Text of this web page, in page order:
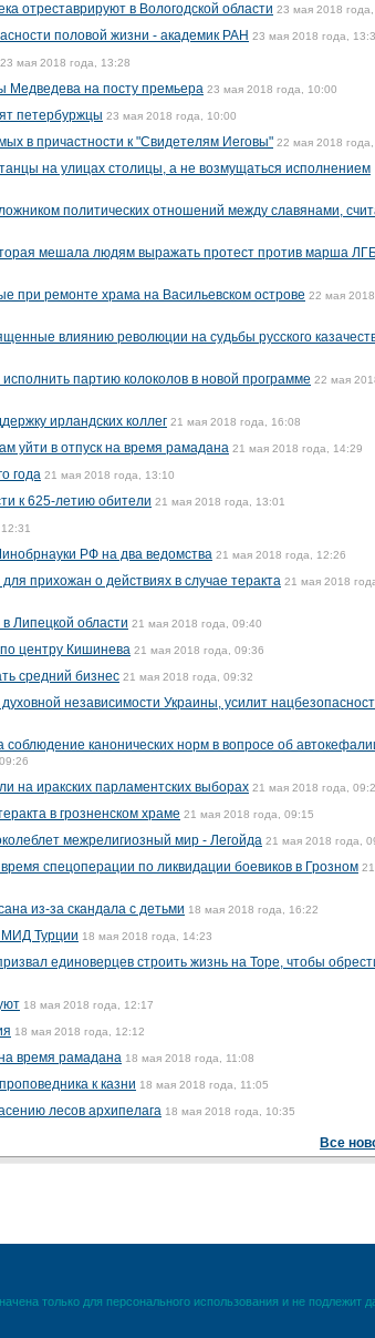
отреставрируют в Вологодской области 23 мая 2018 года,
половой жизни - академик РАН 23 мая 2018 года,
23 мая 2018 года, 13:28
Медведева на посту премьера 23 мая 2018 года, 10:00
петербуржцы 23 мая 2018 года, 10:00
в причастности к "Свидетелям Иеговы" 22 мая 2018
на улицах столицы, а не возмущаться исполнением
политических отношений между славянами,
мешала людям выражать протест против марша
при ремонте храма на Васильевском острове 22 мая 2018
влиянию революции на судьбы русского
партию колоколов в новой программе 22 мая
ирландских коллег 21 мая 2018 года, 16:08
уйти в отпуск на время рамадана 21 мая 2018 года, 14:29
года 21 мая 2018 года, 13:10
к 625-летию обители 21 мая 2018 года, 13:01
РФ на два ведомства 21 мая 2018 года, 12:26
прихожан о действиях в случае теракта 21 мая 2018
Липецкой области 21 мая 2018 года, 09:40
центру Кишинева 21 мая 2018 года, 09:36
средний бизнес 21 мая 2018 года, 09:32
независимости Украины, усилит
канонических норм в вопросе об
на иракских парламентских выборах 21 мая 2018 года,
в грозненском храме 21 мая 2018 года, 09:15
межрелигиозный мир - Легойда 21 мая 2018 года,
спецоперации по ликвидации боевиков в Грозном
из-за скандала с детьми 18 мая 2018 года, 16:22
МИД Турции 18 мая 2018 года, 14:23
единоверцев строить жизнь на Торе, чтобы
18 мая 2018 года, 12:17
18 мая 2018 года, 12:12
время рамадана 18 мая 2018 года, 11:08
к казни 18 мая 2018 года, 11:05
лесов архипелага 18 мая 2018 года, 10:35
Все
только для персонального использования и не